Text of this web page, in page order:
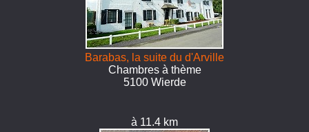
Barabas, la suite du d'Arville
Chambres à thème
5100 Wierde
à 11.4 km